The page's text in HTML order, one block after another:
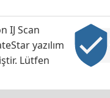
IJ Scan
yazılım
Lütfen